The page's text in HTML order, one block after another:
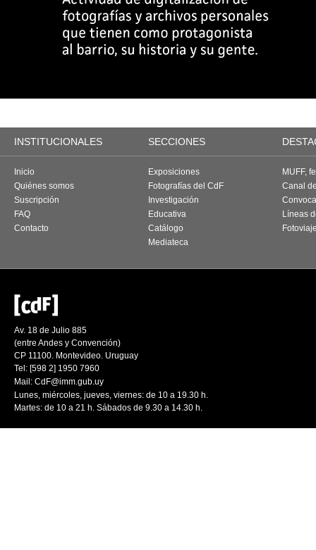
INSTITUCIONALES SECCIONES
Inicio
Quiénes somos
Suscripción
FAQ
Contacto
Exposiciones
Fotografías del CdF
Investigación
Educativa
Catálogo
Mediateca
MUFF,
Canal
Líneas
Av. 18 de Julio 885
(entre Andes y Convención)
CP 11100. Montevideo. Uruguay
Tel: [598 2] 1950 7960
Mail: CdF@imm.gub.uy
Lunes, miércoles, jueves, viernes: de 10 a 19.30 h.
Martes: de 10 a 21 h. Sábados de 9.30 a 14.30 h.